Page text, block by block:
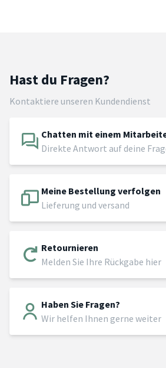
Hast du Fragen?
Kontaktiere unseren Kundendienst
Chatten mit einem
Direkte Antwort auf deine
Meine Bestellung verfolgen
Lieferung und versand
Retournieren
Melden Sie Ihre Rückgabe hier
Haben Sie Fragen?
Wir helfen Ihnen gerne weiter